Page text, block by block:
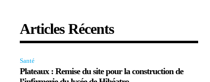
Articles Récents
Santé
Plateaux : Remise du site pour la construction de